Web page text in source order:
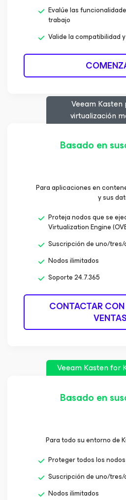
Evalúe las
trabajo
Valide la compatibilidad
Veeam Kasten
virtualización
Basado en
Para aplicaciones en
y sus
Proteja nodos que se
Virtualization Engine
Suscripción de uno/
Nodos ilimitados
Soporte 24.7.365
CONTACTAR
VENTAS
Veeam Kastenfor
Basado en
Para todo su entorno de
Proteger todos los nodos
Suscripción de uno/
Nodos ilimitados